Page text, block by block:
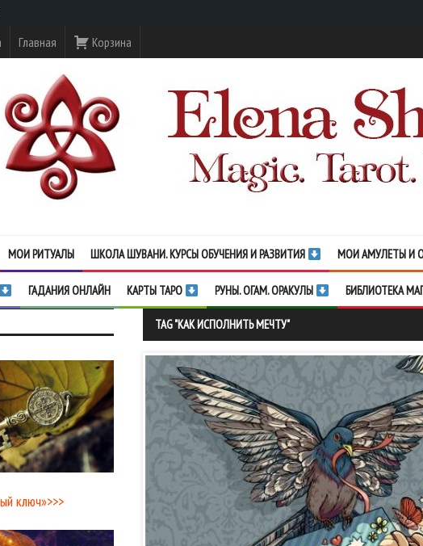
Главная Корзина
МОИ РИТУАЛЫ ШКОЛА ШУВАНИ. КУРСЫ ОБУЧЕНИЯ И РАЗВИТИЯ МОИ АМУЛЕТЫ И
ГАДАНИЯ ОНЛАЙН КАРТЫ ТАРО РУНЫ. ОГАМ. ОРАКУЛЫ БИБЛИОТЕКА
TAG "КАК ИСПОЛНИТЬ МЕЧТУ"
ключ»>>>